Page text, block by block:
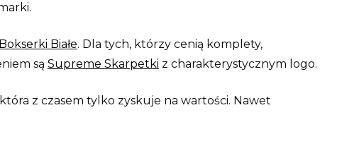
Białe. Dla tych, którzy cenią komplety,
są Supreme Skarpetki z charakterystycznym logo.
z czasem tylko zyskuje na wartości. Nawet